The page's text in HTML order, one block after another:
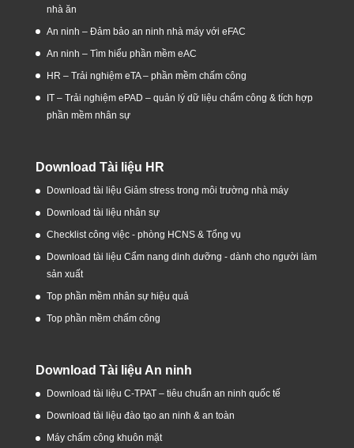
nhà ăn
An ninh – Đảm bảo an ninh nhà máy với eFAC
An ninh – Tìm hiểu phần mềm eAC
HR – Trải nghiệm eTA – phần mềm chấm công
IT – Trải nghiệm ePAD – quản lý dữ liệu chấm công & tích hợp
phần mềm nhân sự
Download Tài liệu HR
Download tài liệu Giảm stress trong môi trường nhà máy
Download tài liệu nhân sự
Checklist công việc - phòng HCNS & Tổng vụ
Download tài liệu Cẩm nang dinh dưỡng - dành cho người làm
sản xuất
Top phần mềm nhân sự hiệu quả
Top phần mềm chấm công
Download Tài liệu An ninh
Download tài liệu C-TPAT – tiêu chuẩn an ninh quốc tế
Download tài liệu đào tạo an ninh & an toàn
Máy chấm công khuôn mặt